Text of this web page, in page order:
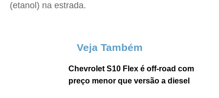
(etanol) na estrada.
Veja Também
Chevrolet S10 Flex é off-road com
preço menor que versão a diesel